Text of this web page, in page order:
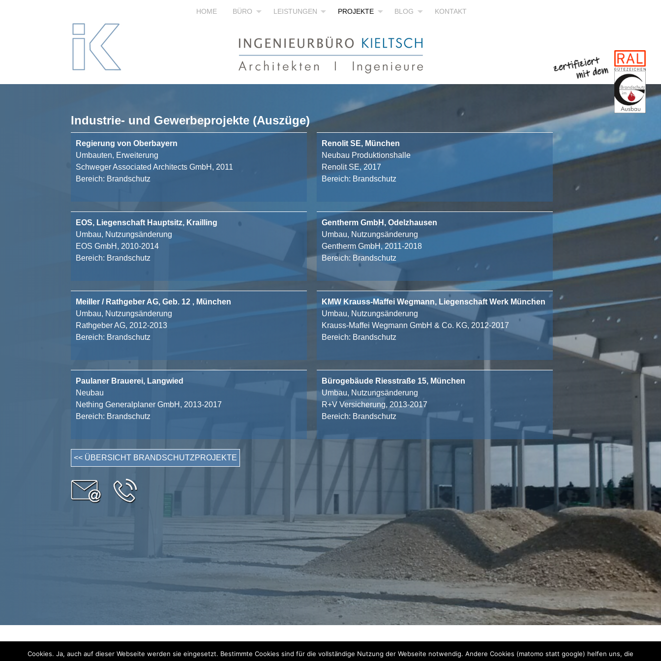
HOME BÜRO LEISTUNGEN PROJEKTE BLOG KONTAKT
Industrie- und Gewerbeprojekte (Auszüge)
Regierung von Oberbayern
Umbauten, Erweiterung
Schweger Associated Architects GmbH, 2011
Bereich: Brandschutz
Renolit SE, München
Neubau Produktionshalle
Renolit SE, 2017
Bereich: Brandschutz
EOS, Liegenschaft Hauptsitz, Krailling
Umbau, Nutzungsänderung
EOS GmbH, 2010-2014
Bereich: Brandschutz
Gentherm GmbH, Odelzhausen
Umbau, Nutzungsänderung
Gentherm GmbH, 2011-2018
Bereich: Brandschutz
Meiller / Rathgeber AG, Geb. 12 , München
Umbau, Nutzungsänderung
Rathgeber AG, 2012-2013
Bereich: Brandschutz
KMW Krauss-Maffei Wegmann, Liegenschaft Werk München
Umbau, Nutzungsänderung
Krauss-Maffei Wegmann GmbH & Co. KG, 2012-2017
Bereich: Brandschutz
Paulaner Brauerei, Langwied
Neubau
Nething Generalplaner GmbH, 2013-2017
Bereich: Brandschutz
Bürogebäude Riesstraße 15, München
Umbau, Nutzungsänderung
R+V Versicherung, 2013-2017
Bereich: Brandschutz
<< ÜBERSICHT BRANDSCHUTZPROJEKTE
Cookies. Ja, auch auf dieser Webseite werden sie eingesetzt. Bestimmte Cookies sind für die vollständige Nutzung der Webseite notwendig. Andere Cookies (matomo statt google) helfen uns, die